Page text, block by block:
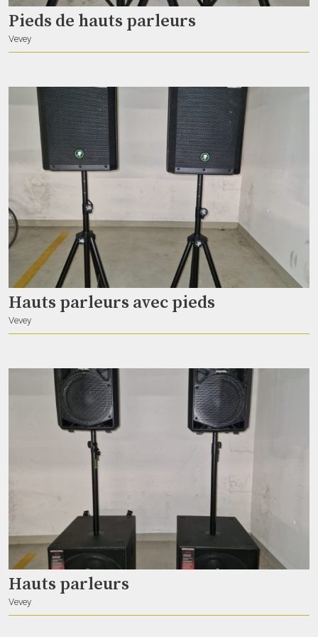
Petite scène mobile 20m2
PatrickDizerens
Gradin Mobile couvert 101 places
PatrickDizerens
Collombey-Muraz
Teclumen • Neospot 1240
dave_on_stage
Zero 88 • Betapack 1
dave_on_stage
Genève
Pieds de hauts parleurs
Vevey
Hauts parleurs avec pieds
Vevey
Hauts parleurs
Vevey